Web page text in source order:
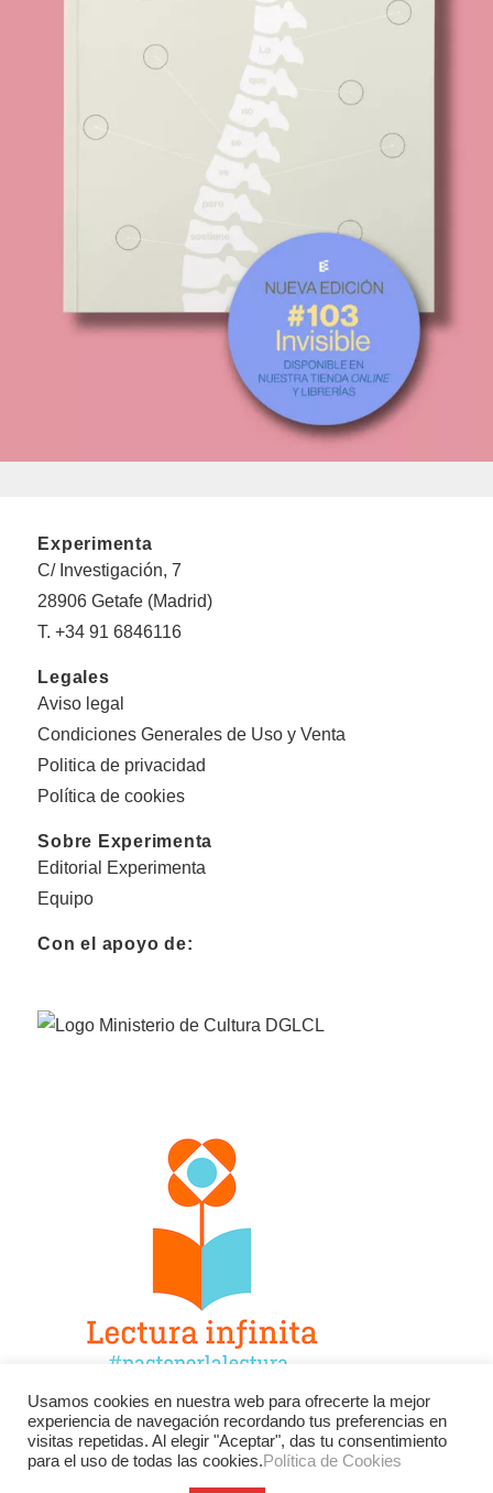
Experimenta
C/ Investigación, 7
28906 Getafe (Madrid)
T. +34 91 6846116
Legales
Aviso legal
Condiciones Generales de Uso y Venta
Politica de privacidad
Política de cookies
Sobre Experimenta
Editorial Experimenta
Equipo
Con el apoyo de:
Facebook Twitter
Instagram
YouTube
LinkedIn Contacto
Usamos cookies en nuestra web para ofrecerte la mejor
experiencia de navegación recordando tus preferencias en
visitas repetidas. Al elegir "Aceptar", das tu consentimiento
para el uso de todas las cookies.Política de Cookies